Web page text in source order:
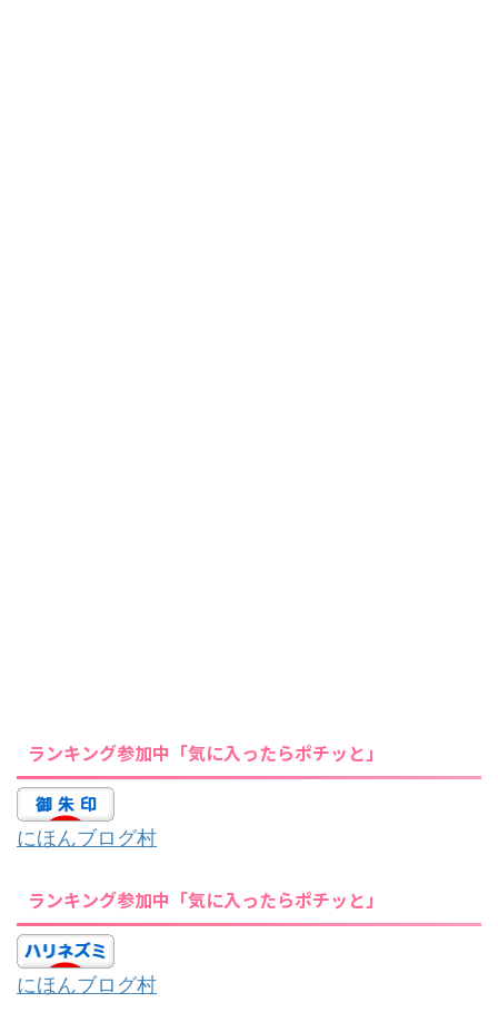
ランキング参加中「気に入ったらポチッと」
にほんブログ村
ランキング参加中「気に入ったらポチッと」
にほんブログ村